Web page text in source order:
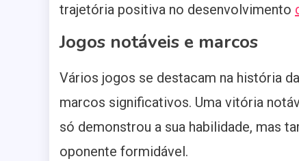
trajetória positiva no desenvolvimento
Jogos notáveis e marcos
Vários jogos se destacam na história
marcos significativos. Uma vitória
só demonstrou a sua habilidade, mas
oponente formidável.